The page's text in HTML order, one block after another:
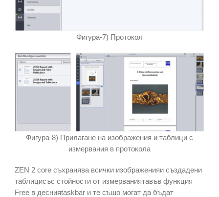
Фигура-7) Протокол
Фигура-8) Прилагане на изображения и таблици с
измервания в протокола
ZEN 2 core съхранява всички изображенияи създадени
таблицисъс стойности от измерваниятавъв функция
Free в деснияtaskbar и те също могат да бъдат